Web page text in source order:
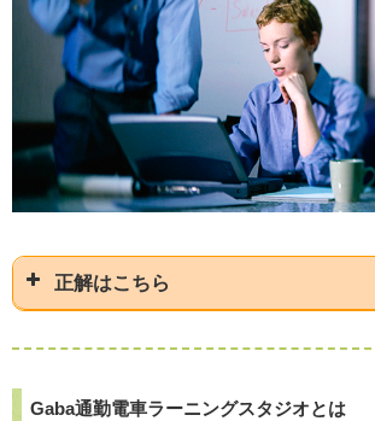
正解はこちら
Gaba通勤電車ラーニングスタジオとは